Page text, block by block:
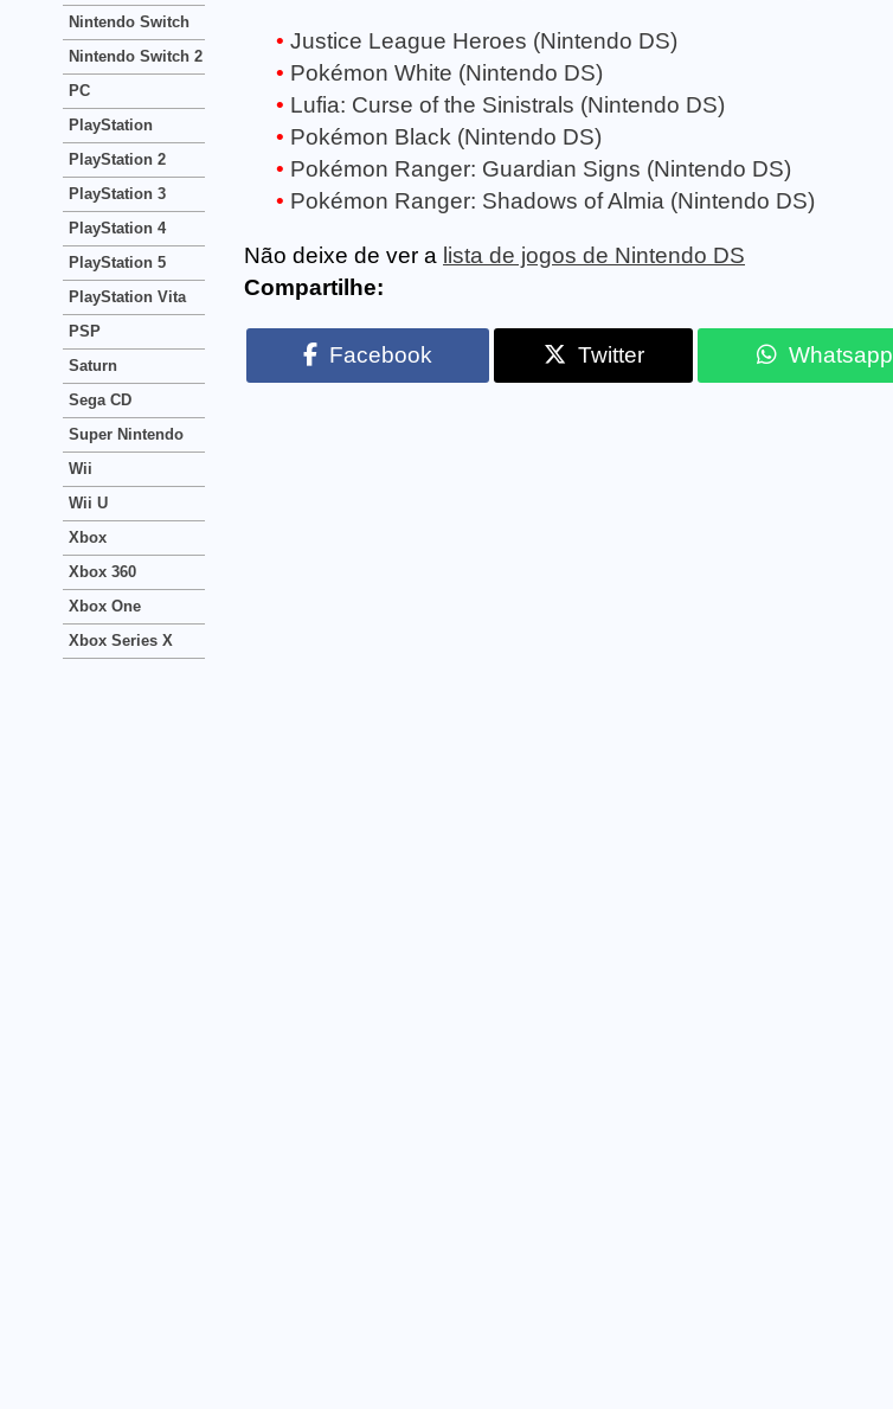
Justice League Heroes (Nintendo DS)
Pokémon White (Nintendo DS)
Lufia: Curse of the Sinistrals (Nintendo DS)
Pokémon Black (Nintendo DS)
Pokémon Ranger: Guardian Signs (Nintendo DS)
Pokémon Ranger: Shadows of Almia (Nintendo DS)
Não deixe de ver a lista de jogos de Nintendo DS
Compartilhe:
Facebook Twitter Whatsapp
Nintendo Switch
Nintendo Switch 2
PC
PlayStation
PlayStation 2
PlayStation 3
PlayStation 4
PlayStation 5
PlayStation Vita
PSP
Saturn
Sega CD
Super Nintendo
Wii
Wii U
Xbox
Xbox 360
Xbox One
Xbox Series X